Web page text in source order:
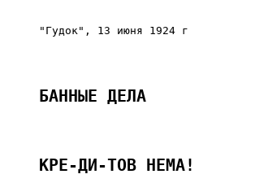
     "Гудок", 13 июня 1924 г
БАННЫЕ ДЕЛА
КРЕ-ДИ-ТОВ НЕМА!